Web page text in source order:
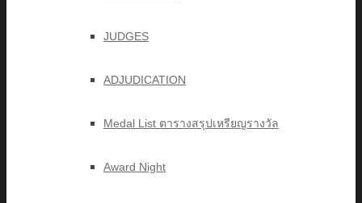
JUDGES
ADJUDICATION
Medal List ตารางสรุปเหรียญรางวัล
Award Night